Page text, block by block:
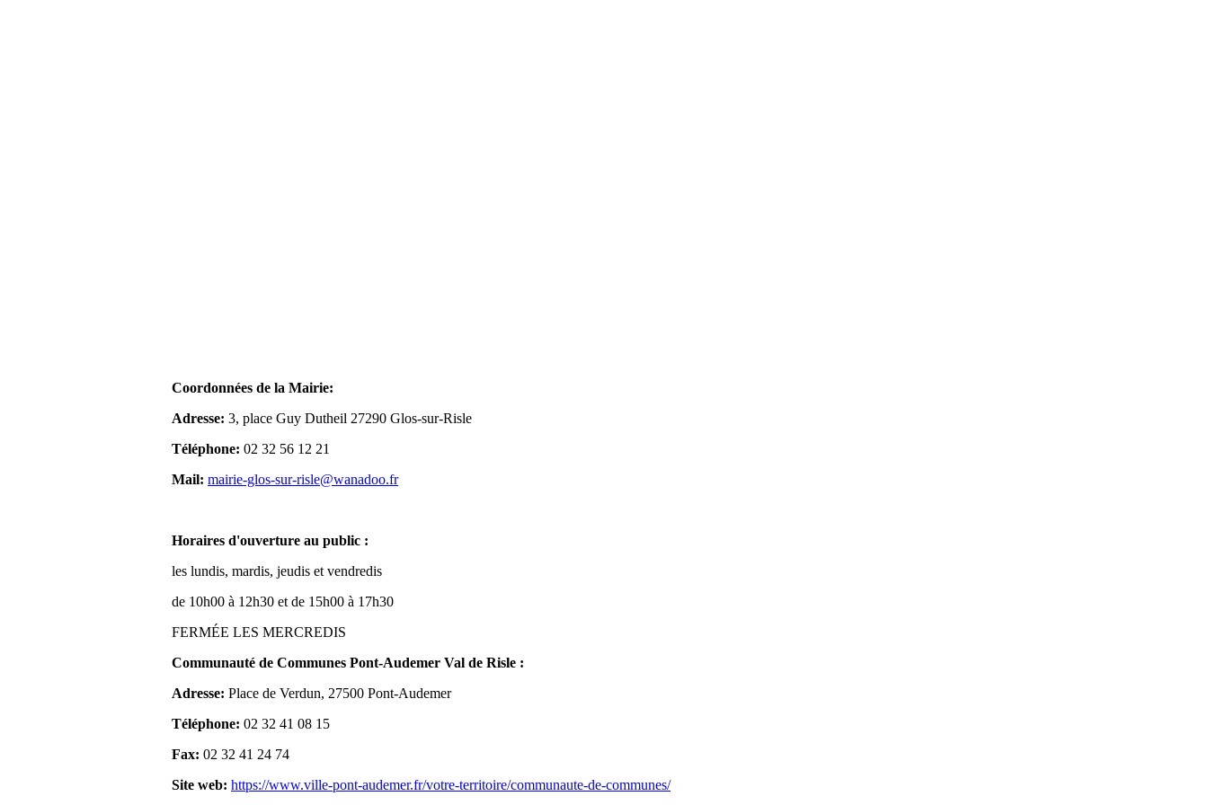
Coordonnées de la Mairie:
Adresse: 3, place Guy Dutheil 27290 Glos-sur-Risle
Téléphone: 02 32 56 12 21
Mail: mairie-glos-sur-risle@wanadoo.fr
Horaires d'ouverture au public :
les lundis, mardis, jeudis et vendredis
de 10h00 à 12h30 et de 15h00 à 17h30
FERMÉE LES MERCREDIS
Communauté de Communes Pont-Audemer Val de Risle :
Adresse: Place de Verdun, 27500 Pont-Audemer
Téléphone: 02 32 41 08 15
Fax: 02 32 41 24 74
Site web: https://www.ville-pont-audemer.fr/votre-territoire/communaute-de-communes/